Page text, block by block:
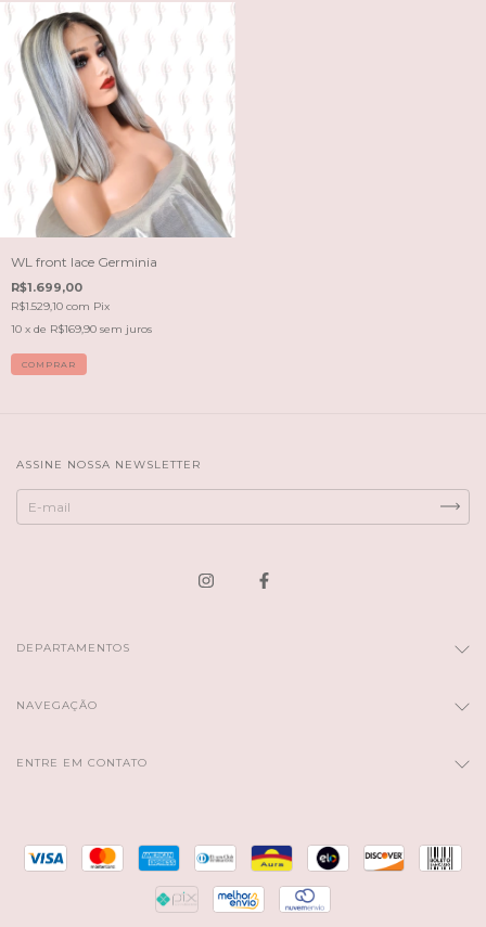
WL front lace Germinia
R$1.699,00
R$1.529,10 com Pix
10 x de R$169,90 sem juros
COMPRAR
ASSINE NOSSA NEWSLETTER
DEPARTAMENTOS
NAVEGAÇÃO
ENTRE EM CONTATO